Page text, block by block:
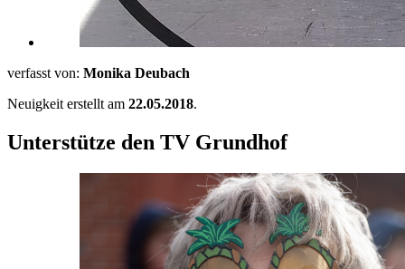
verfasst von: Monika Deubach
Neuigkeit erstellt am 22.05.2018.
Unterstütze den TV Grundhof